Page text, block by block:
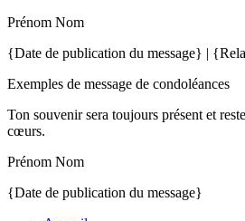
Prénom Nom
{Date de publication du message} |
Exemples de message de condoléances
Ton souvenir sera toujours présent et
cœurs.
Prénom Nom
{Date de publication du message}